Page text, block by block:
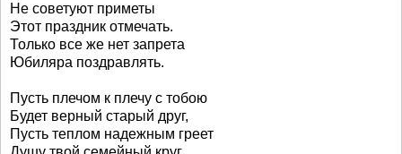
Не советуют приметы
Этот праздник отмечать.
Только все же нет запрета
Юбиляра поздравлять.
Пусть плечом к плечу с тобою
Будет верный старый друг,
Пусть теплом надежным греет